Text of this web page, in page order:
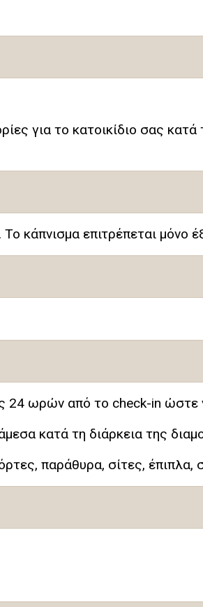
για το κατοικίδιο σας
κάπνισμα επιτρέπεται μόνο
24 ωρών από το check-in ώστε
κατά τη διάρκεια της
παράθυρα, σίτες,